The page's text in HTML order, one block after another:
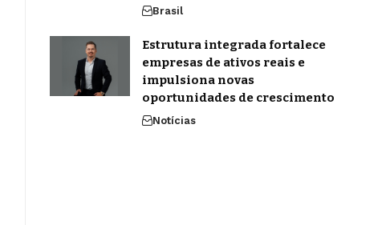
Brasil
Estrutura integrada fortalece
empresas de ativos reais e
impulsiona novas
oportunidades de crescimento
Notícias